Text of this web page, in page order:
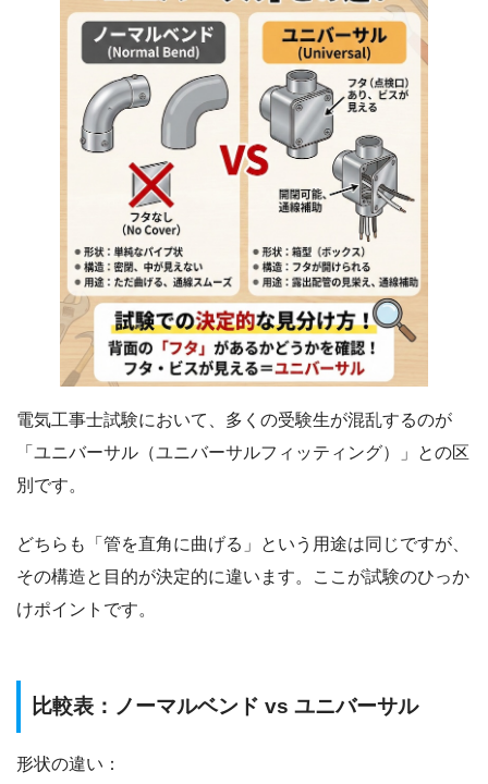
電気工事士試験において、多くの受験生が混乱するのが
「ユニバーサル（ユニバーサルフィッティング）」との区
別です。
どちらも「管を直角に曲げる」という用途は同じですが、
その構造と目的が決定的に違います。ここが試験のひっか
けポイントです。
比較表：ノーマルベンド vs ユニバーサル
形状の違い：